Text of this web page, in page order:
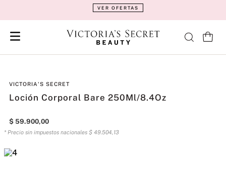
VER OFERTAS
VICTORIA'S SECRET
Loción Corporal Bare 250Ml/8.4Oz
$ 59.900,00
* Precio sin impuestos nacionales $ 49.504,13